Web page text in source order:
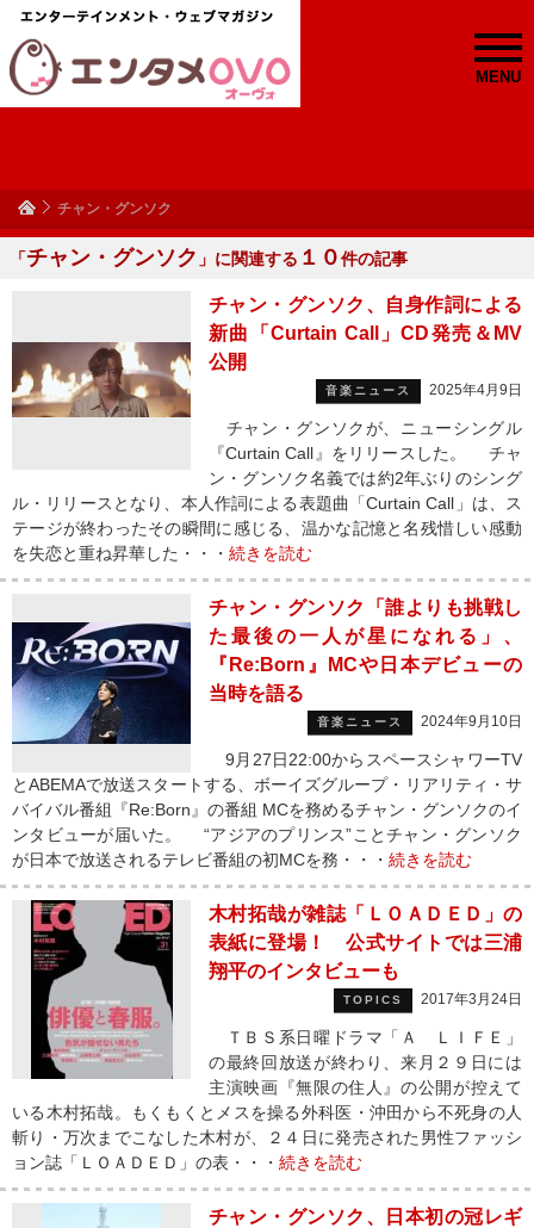
MENU
チャン・グンソク
「チャン・グンソク 」に関連する １０件の記事
チャン・グンソク、自身作詞による
新曲「Curtain Call」CD発売＆MV
公開
音楽ニュース 2025年4月9日
チャン・グンソクが、ニューシングル
『Curtain Call』をリリースした。 チャ
ン・グンソク名義では約2年ぶりのシング
ル・リリースとなり、本人作詞による表題曲「Curtain Call」は、ス
テージが終わったその瞬間に感じる、温かな記憶と名残惜しい感動
を失恋と重ね昇華した・・・ 続きを読む
チャン・グンソク「誰よりも挑戦し
た最後の一人が星になれる」、
『Re:Born』MCや日本デビューの
当時を語る
音楽ニュース 2024年9月10日
9月27日22:00からスペースシャワーTV
とABEMAで放送スタートする、ボーイズグループ・リアリティ・サ
バイバル番組『Re:Born』の番組 MCを務めるチャン・グンソクのイ
ンタビューが届いた。 “アジアのプリンス”ことチャン・グンソク
が日本で放送されるテレビ番組の初MCを務・・・ 続きを読む
木村拓哉が雑誌「ＬＯＡＤＥＤ」の
表紙に登場！ 公式サイトでは三浦
翔平のインタビューも
TOPICS 2017年3月24日
ＴＢＳ系日曜ドラマ「Ａ ＬＩＦＥ」
の最終回放送が終わり、来月２９日には
主演映画『無限の住人』の公開が控えて
いる木村拓哉。もくもくとメスを操る外科医・沖田から不死身の人
斬り・万次までこなした木村が、２４日に発売された男性ファッシ
ョン誌「ＬＯＡＤＥＤ」の表・・・ 続きを読む
チャン・グンソク、日本初の冠レギ